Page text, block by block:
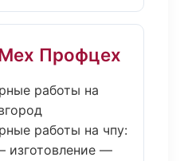
Профцех
работы на
работы на чпу:
изготовление —